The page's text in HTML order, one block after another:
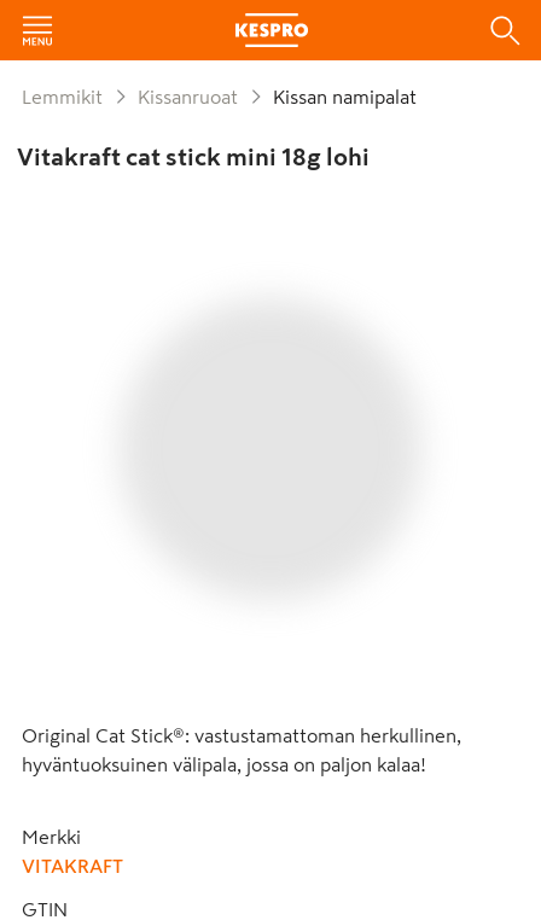
Lemmikit Kissanruoat Kissan namipalat
Vitakraft cat stick mini 18g lohi
Original Cat Stick®: vastustamattoman herkullinen,
hyväntuoksuinen välipala, jossa on paljon kalaa!
Merkki
VITAKRAFT
GTIN